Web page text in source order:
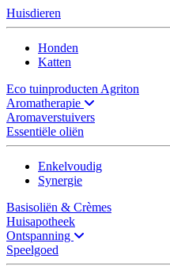
Huisdieren
Honden
Katten
Eco tuinproducten Agriton
Aromatherapie
Aromaverstuivers
Essentiële oliën
Enkelvoudig
Synergie
Basisoliën & Crèmes
Huisapotheek
Ontspanning
Speelgoed